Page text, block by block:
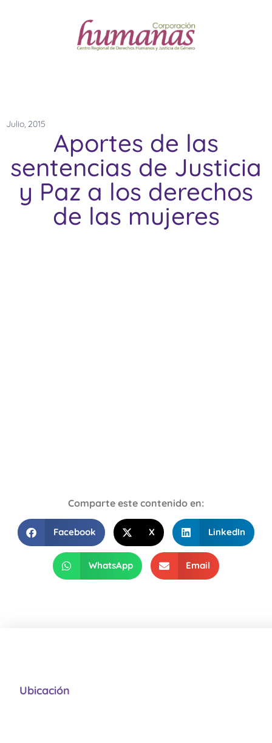
Julio, 2015
Aportes de las
sentencias de Justicia
y Paz a los derechos
de las mujeres
Comparte este contenido en:
Facebook X LinkedIn
WhatsApp Email
Ubicación